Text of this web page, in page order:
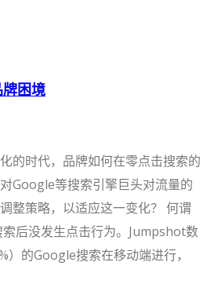
困境
的时代，品牌如何在零点击搜索的
Google等搜索引擎巨头对流量的
整策略，以适应这一变化？ 何谓
后没发生点击行为。Jumpshot数
）的Google搜索在移动端进行，